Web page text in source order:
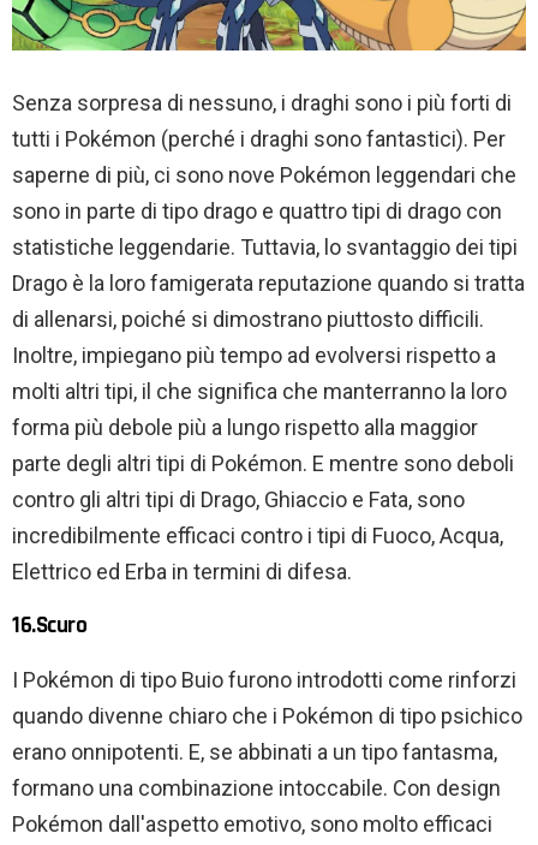
Senza sorpresa di nessuno, i draghi sono i più forti di
tutti i Pokémon (perché i draghi sono fantastici). Per
saperne di più, ci sono nove Pokémon leggendari che
sono in parte di tipo drago e quattro tipi di drago con
statistiche leggendarie. Tuttavia, lo svantaggio dei tipi
Drago è la loro famigerata reputazione quando si tratta
di allenarsi, poiché si dimostrano piuttosto difficili.
Inoltre, impiegano più tempo ad evolversi rispetto a
molti altri tipi, il che significa che manterranno la loro
forma più debole più a lungo rispetto alla maggior
parte degli altri tipi di Pokémon. E mentre sono deboli
contro gli altri tipi di Drago, Ghiaccio e Fata, sono
incredibilmente efficaci contro i tipi di Fuoco, Acqua,
Elettrico ed Erba in termini di difesa.
16.Scuro
I Pokémon di tipo Buio furono introdotti come rinforzi
quando divenne chiaro che i Pokémon di tipo psichico
erano onnipotenti. E, se abbinati a un tipo fantasma,
formano una combinazione intoccabile. Con design
Pokémon dall'aspetto emotivo, sono molto efficaci